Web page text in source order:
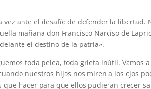
vez ante el desafío de defender la libertad.
mañana don Francisco Narciso de
el destino de la patria».
toda pelea, toda grieta inútil. Vamos
nuestros hijos nos miren a los ojos
hacer para que ellos pudieran crecer